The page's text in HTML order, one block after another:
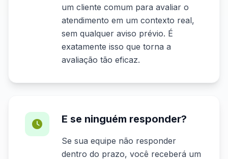
um cliente comum para avaliar o
atendimento em um contexto real,
sem qualquer aviso prévio. É
exatamente isso que torna a
avaliação tão eficaz.
E se ninguém responder?
Se sua equipe não responder
dentro do prazo, você receberá um